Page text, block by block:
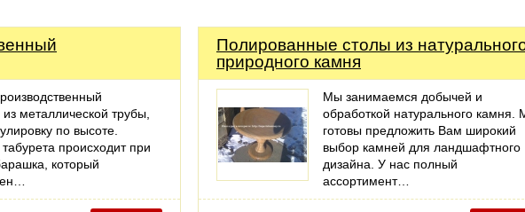
металлической трубы,
по высоте.
происходит при
который
Полированные столы из
природного камня
Мы занимаемся добычей и
обработкой натурального камня.
готовы предложить Вам широкий
выбор камней для ландшафтного
дизайна. У нас полный
ассортимент…